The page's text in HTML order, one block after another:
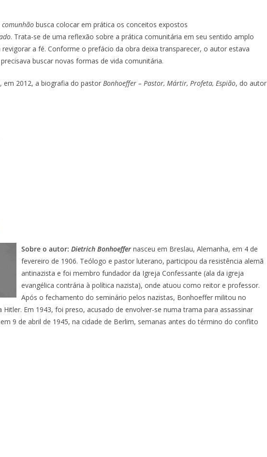
comunhão busca colocar em prática os conceitos expostos
. Trata-se de uma reflexão sobre a prática comunitária em seu sentido amplo
a fé. Conforme o prefácio da obra deixa transparecer, o autor estava
buscar novas formas de vida comunitária.
em 2012, a biografia do pastor Bonhoeffer – Pastor, Mártir, Profeta, Espião, do autor
Sobre o autor: Dietrich Bonhoeffer nasceu em Breslau, Alemanha, em 4 de
fevereiro de 1906. Teólogo e pastor luterano, participou da resistência alemã
antinazista e foi membro fundador da Igreja Confessante (ala da igreja
evangélica contrária à política nazista), onde atuou como reitor e professor.
Após o fechamento do seminário pelos nazistas, Bonhoeffer militou no
Em 1943, foi preso, acusado de envolver-se numa trama para assassinar
9 de abril de 1945, na cidade de Berlim, semanas antes do término do conflito